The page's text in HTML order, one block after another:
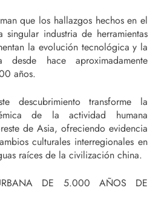
que los hallazgos hechos en el
industria de herramientas
la evolución tecnológica y la
desde hace aproximadamente
años.
descubrimiento transforme la
de la actividad humana
de Asia, ofreciendo evidencia
culturales interregionales en
raíces de la civilización china.
DE 5.000 AÑOS DE